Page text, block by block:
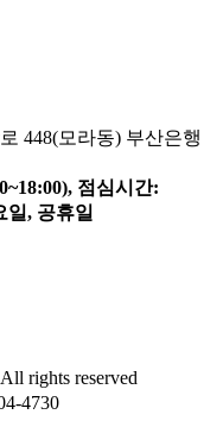
448(모라동) 부산은행
점심시간:
일, 공휴일
rights reserved
4730